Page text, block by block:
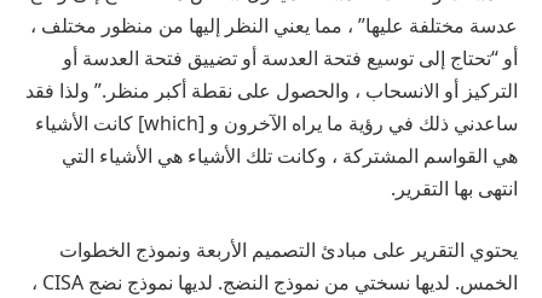
عدسة مختلفة عليها” ، مما يعني النظر إليها من منظور مختلف ،
أو “تحتاج إلى توسيع فتحة العدسة أو تضييق فتحة العدسة أو
التركيز أو الانسحاب ، والحصول على نقطة أكبر منظر.” ولذا فقد
ساعدني ذلك في رؤية ما يراه الآخرون و [which] كانت الأشياء
هي القواسم المشتركة ، وكانت تلك الأشياء هي الأشياء التي
انتهى بها التقرير.
يحتوي التقرير على مبادئ التصميم الأربعة ونموذج الخطوات
الخمس. لديها نسختي من نموذج النضج. لديها نموذج نضج CISA ،